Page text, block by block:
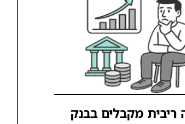
ריבית מקבלים בבנק